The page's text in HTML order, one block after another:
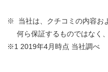
※ 当社は、クチコミの内容お
何ら保証するものではなく
※1 2019年4月時点 当社調べ